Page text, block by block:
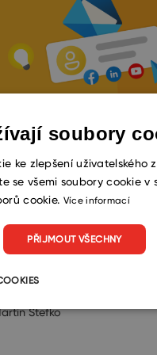
nastavit
Tipy
VĚDĚLI JSTE,… že si v
můžete nastavit automatický
vaší firemní
Štefko
soubory
ke zlepšení uživatelského
se všemi soubory cookie v
cookie. Více informací
PŘIJMOUT VŠECHNY